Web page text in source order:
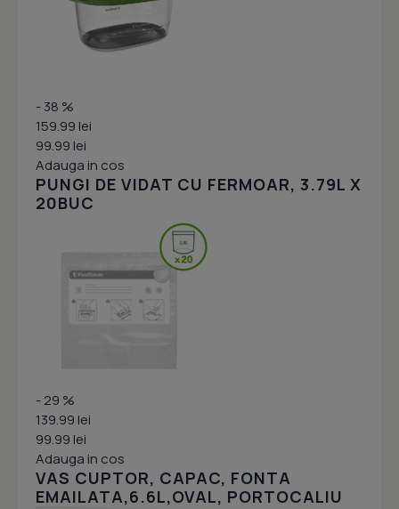
- 38 %
159.99 lei
99.99 lei
Adauga in cos
PUNGI DE VIDAT CU FERMOAR, 3.79L X
20BUC
- 29 %
139.99 lei
99.99 lei
Adauga in cos
VAS CUPTOR, CAPAC, FONTA
EMAILATA,6.6L,OVAL, PORTOCALIU